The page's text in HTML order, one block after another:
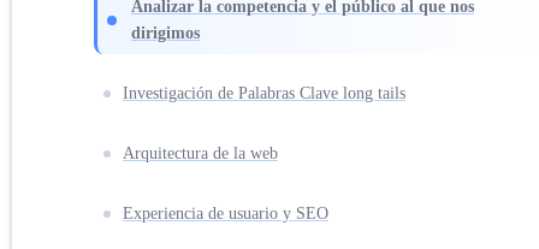
Analizar la competencia y el público al que nos
dirigimos
Investigación de Palabras Clave long tails
Arquitectura de la web
Experiencia de usuario y SEO